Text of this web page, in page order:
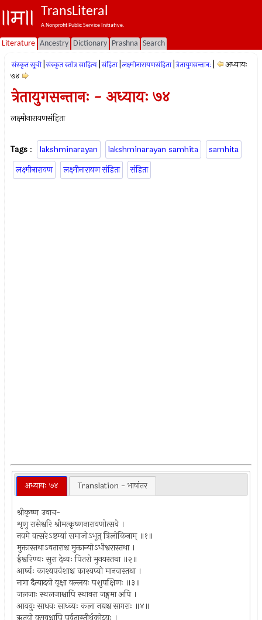
TransLiteral
A Nonprofit Public Service Initiative.
Literature Ancestry Dictionary Prashna Search
संस्कृत सूची संस्कृत स्तोत्र साहित्य संहिता लक्ष्मीनारायणसंहिता त्रेतायुगसन्तानः
अध्यायः
७४
त्रेतायुगसन्तानः - अध्यायः ७४
लक्ष्मीनारायणसंहिता
Tags : lakshminarayan lakshminarayan samhita
samhita
लक्ष्मीनारायण
लक्ष्मीनारायण संहिता संहिता
अध्यायः ७४ Translation - भाषांतर
श्रीकृष्ण उवाच-
शृणु रासेश्वरि श्रीमत्कृष्णनारायणोत्सवे ।
नवमे वत्सरेऽष्टम्यां समाजोऽभूत् त्रिलोकिनाम् ॥१॥
मुक्तास्तथाऽवताराश्च मुक्तान्योऽधीश्वरास्तथा ।
ईश्वरिण्यः सुरा देव्यः पितरो मुनयस्तथा ॥२॥
आर्ष्यः काश्यपवंशाश्च काश्यप्यो मानवास्तथा ।
नागा दैत्यादयो वृक्षा वल्लयः पशुपक्षिणः ॥३॥
जलजाः स्थलजाश्चापि स्थावरा जङ्गमा अपि ।
आययुः साधवः साध्व्यः कला नद्यश्च सागराः ॥४॥